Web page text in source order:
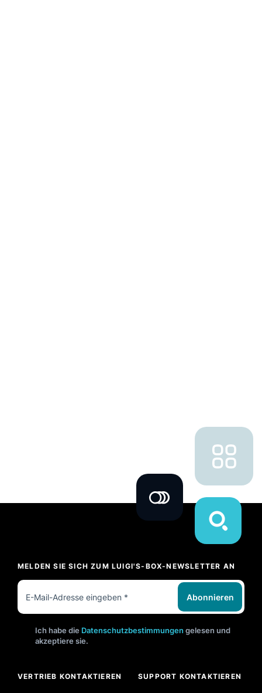
MELDEN SIE SICH ZUM LUIGI'S-BOX-NEWSLETTER AN
Abonnieren
Ich habe die Datenschutzbestimmungen gelesen und
akzeptiere sie.
VERTRIEB KONTAKTIEREN SUPPORT KONTAKTIEREN